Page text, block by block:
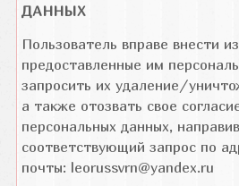
ДАННЫХ
Пользователь вправе внести
предоставленные им
запросить их удаление/
а также отозвать свое
персональных данных,
соответствующий запрос по
почты: leorussvrn@yandex.ru